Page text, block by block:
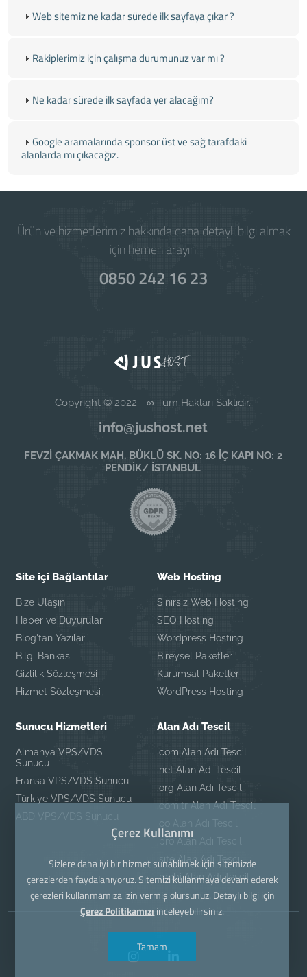
Web sitemiz ne kadar sürede ilk sayfaya çıkar ?
Rakiplerimiz için çalışma durumunuz var mı ?
Ne kadar sürede ilk sayfada yer alacağım?
Google aramalarında sponsor üst ve sağ tarafdaki
alanlarda mı çıkacağız.
Ürün ve hizmetlerimiz hakkında daha detaylı bilgi almak
için hemen arayın.
0850 242 16 23
Copyright © 2022 - ∞ Tüm Hakları Saklıdır.
info@jushost.net
FEVZİ ÇAKMAK MAH. BÜKLÜ SK. NO: 16 İÇ KAPI NO: 2
PENDİK/ İSTANBUL
Site içi Bağlantılar
Bize Ulaşın
Haber ve Duyurular
Blog'tan Yazılar
Bilgi Bankası
Gizlilik Sözleşmesi
Hizmet Sözleşmesi
Web Hosting
Sınırsız Web Hosting
SEO Hosting
Wordpress Hosting
Bireysel Paketler
Kurumsal Paketler
WordPress Hosting
Sunucu Hizmetleri
Almanya VPS/VDS
Sunucu
Fransa VPS/VDS Sunucu
Türkiye VPS/VDS Sunucu
ABD VPS/VDS Sunucu
Alan Adı Tescil
.com Alan Adı Tescil
.net Alan Adı Tescil
.org Alan Adı Tescil
.com.tr Alan Adı Tescil
.co Alan Adı Tescil
.pro Alan Adı Tescil
.site Alan Adı Tescil
.mobi Alan Adı Tescil
Çerez Kullanımı
Sizlere daha iyi bir hizmet sunabilmek için sitemizde
çerezlerden faydalanıyoruz. Sitemizi kullanmaya devam ederek
çerezleri kullanmamıza izin vermiş olursunuz. Detaylı bilgi için
Çerez Politikamızı inceleyebilirsiniz.
Tamam